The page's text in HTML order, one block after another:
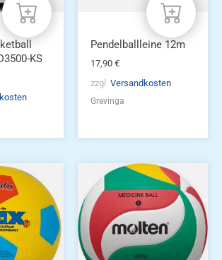
KS
Pendelballleine 12m
17,90 €
zzgl. Versandkosten
Grevinga